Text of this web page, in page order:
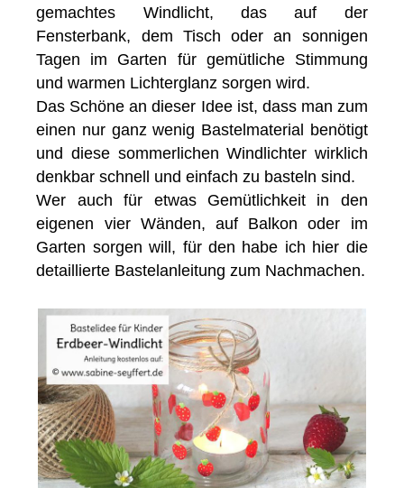
gemachtes Windlicht, das auf der
Fensterbank, dem Tisch oder an sonnigen
Tagen im Garten für gemütliche Stimmung
und warmen Lichterglanz sorgen wird.
Das Schöne an dieser Idee ist, dass man zum
einen nur ganz wenig Bastelmaterial benötigt
und diese sommerlichen Windlichter wirklich
denkbar schnell und einfach zu basteln sind.
Wer auch für etwas Gemütlichkeit in den
eigenen vier Wänden, auf Balkon oder im
Garten sorgen will, für den habe ich hier die
detaillierte Bastelanleitung zum Nachmachen.